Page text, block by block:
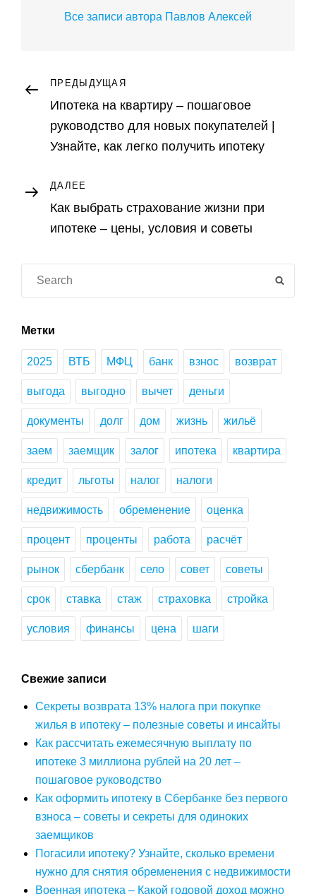
Все записи автора Павлов Алексей
Навигация
по
записям
Предыдущая
запись
ПРЕДЫДУЩАЯ
Ипотека на квартиру – пошаговое
руководство для новых покупателей |
Узнайте, как легко получить ипотеку
Следующая
запись
ДАЛЕЕ
Как выбрать страхование жизни при
ипотеке – цены, условия и советы
Метки
2025 ВТБ МФЦ банк взнос возврат
выгода выгодно вычет деньги
документы долг дом жизнь жильё
заем заемщик залог ипотека квартира
кредит льготы налог налоги
недвижимость обременение оценка
процент проценты работа расчёт
рынок сбербанк село совет советы
срок ставка стаж страховка стройка
условия финансы цена шаги
Свежие записи
Секреты возврата 13% налога при покупке
жилья в ипотеку – полезные советы и инсайты
Как рассчитать ежемесячную выплату по
ипотеке 3 миллиона рублей на 20 лет –
пошаговое руководство
Как оформить ипотеку в Сбербанке без первого
взноса – советы и секреты для одиноких
заемщиков
Погасили ипотеку? Узнайте, сколько времени
нужно для снятия обременения с недвижимости
Военная ипотека – Какой годовой доход можно